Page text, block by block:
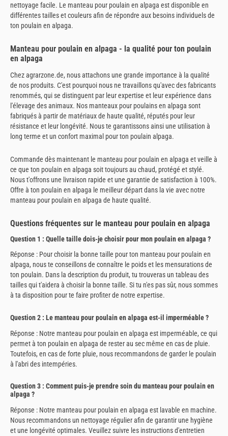
nettoyage facile. Le manteau pour poulain en alpaga est disponible en
différentes tailles et couleurs afin de répondre aux besoins individuels de
ton poulain en alpaga.
Manteau pour poulain en alpaga - la qualité pour ton poulain
en alpaga
Chez agrarzone.de, nous attachons une grande importance à la qualité
de nos produits. C'est pourquoi nous ne travaillons qu'avec des fabricants
renommés, qui se distinguent par leur expertise et leur expérience dans
l'élevage des animaux. Nos manteaux pour poulains en alpaga sont
fabriqués à partir de matériaux de haute qualité, réputés pour leur
résistance et leur longévité. Nous te garantissons ainsi une utilisation à
long terme et un confort maximal pour ton poulain alpaga.
Commande dès maintenant le manteau pour poulain en alpaga et veille à
ce que ton poulain en alpaga soit toujours au chaud, protégé et stylé.
Nous t'offrons une livraison rapide et une garantie de satisfaction à 100%.
Offre à ton poulain en alpaga le meilleur départ dans la vie avec notre
manteau pour poulain en alpaga de haute qualité.
Questions fréquentes sur le manteau pour poulain en alpaga
Question 1 : Quelle taille dois-je choisir pour mon poulain en alpaga ?
Réponse : Pour choisir la bonne taille pour ton manteau pour poulain en
alpaga, nous te conseillons de connaître le poids et les mensurations de
ton poulain. Dans la description du produit, tu trouveras un tableau des
tailles qui t'aidera à choisir la bonne taille. Si tu n'es pas sûr, nous sommes
à ta disposition pour te faire profiter de notre expertise.
Question 2 : Le manteau pour poulain en alpaga est-il imperméable ?
Réponse : Notre manteau pour poulain en alpaga est imperméable, ce qui
permet à ton poulain en alpaga de rester au sec même en cas de pluie.
Toutefois, en cas de forte pluie, nous recommandons de garder le poulain
à l'abri des intempéries.
Question 3 : Comment puis-je prendre soin du manteau pour poulain en
alpaga ?
Réponse : Notre manteau pour poulain en alpaga est lavable en machine.
Nous recommandons un nettoyage régulier afin de garantir une hygiène
et une longévité optimales. Veuillez suivre les instructions d'entretien